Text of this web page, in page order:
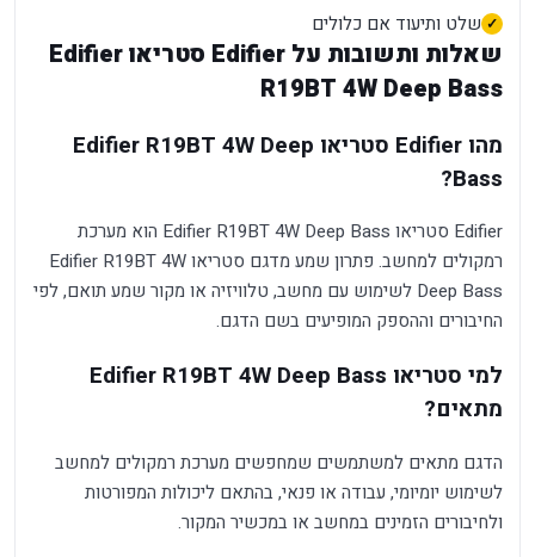
שלט ותיעוד אם כלולים
שאלות ותשובות על Edifier סטריאו Edifier
R19BT 4W Deep Bass
מהו Edifier סטריאו Edifier R19BT 4W Deep
Bass?
Edifier סטריאו Edifier R19BT 4W Deep Bass הוא מערכת
רמקולים למחשב. פתרון שמע מדגם סטריאו Edifier R19BT 4W
Deep Bass לשימוש עם מחשב, טלוויזיה או מקור שמע תואם, לפי
החיבורים וההספק המופיעים בשם הדגם.
למי סטריאו Edifier R19BT 4W Deep Bass
מתאים?
הדגם מתאים למשתמשים שמחפשים מערכת רמקולים למחשב
לשימוש יומיומי, עבודה או פנאי, בהתאם ליכולות המפורטות
ולחיבורים הזמינים במחשב או במכשיר המקור.